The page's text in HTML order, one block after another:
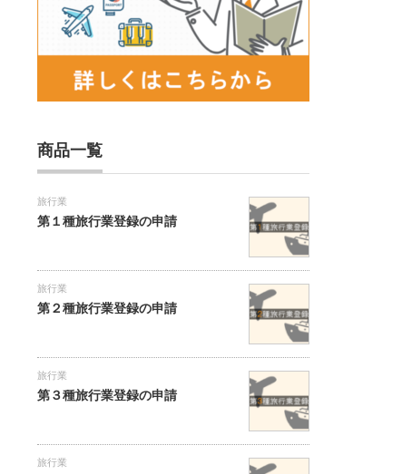
商品一覧
旅行業
第１種旅行業登録の申請
旅行業
第２種旅行業登録の申請
旅行業
第３種旅行業登録の申請
旅行業